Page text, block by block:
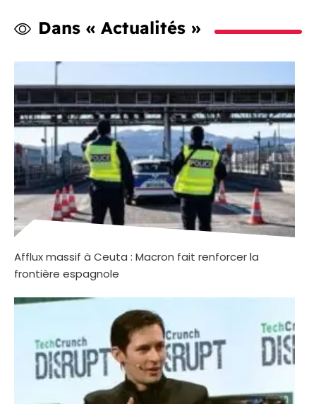
Dans « Actualités »
Afflux massif à Ceuta : Macron fait renforcer la
frontière espagnole